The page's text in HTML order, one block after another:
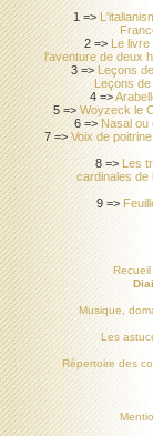
1 =>
2 => Le livre
l'aventure de deux
3 => Leçons
Leçons
4 =>
5 =>Woyzeck le
6 => Nasal ou
7 =>Voix de
8 => Les
cardinales de
9 =>
Musique,
Les
Répertoire des